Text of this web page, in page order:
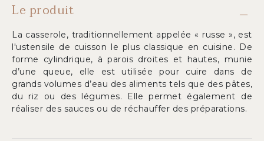
Le produit
La casserole, traditionnellement appelée « russe », est
l'ustensile de cuisson le plus classique en cuisine. De
forme cylindrique, à parois droites et hautes, munie
d’une queue, elle est utilisée pour cuire dans de
grands volumes d’eau des aliments tels que des pâtes,
du riz ou des légumes. Elle permet également de
réaliser des sauces ou de réchauffer des préparations.